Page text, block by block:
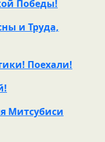
Победы!
и Труда,
Поехали!
Митсубиси